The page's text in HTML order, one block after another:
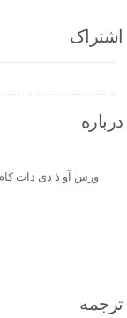
اشتراک
درباره
ترجمه